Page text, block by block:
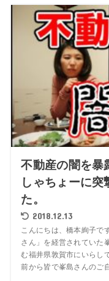
不動産の闇を暴
しゃちょーに突
た。
2018.12.13
こんにちは、橋本絢子で
さん」を経営されていた
む福井県敦賀市にいらし
前から皆で峯島さんのご